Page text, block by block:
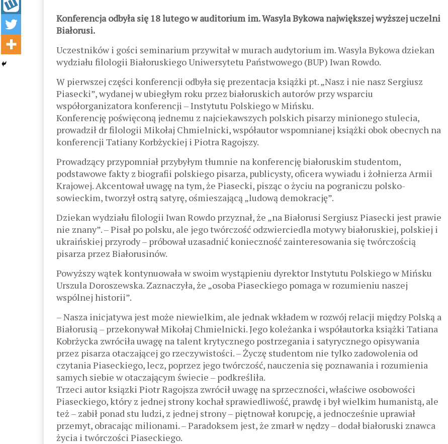
Konferencja odbyła się 18 lutego w auditorium im. Wasyla Bykowa największej wyższej uczelni
Białorusi.
Uczestników i gości seminarium przywitał w murach audytorium im. Wasyla Bykowa dziekan
wydziału filologii Białoruskiego Uniwersytetu Państwowego (BUP) Iwan Rowdo.
W pierwszej części konferencji odbyła się prezentacja książki pt. „Nasz i nie nasz Sergiusz
Piasecki”, wydanej w ubiegłym roku przez białoruskich autorów przy wsparciu
współorganizatora konferencji – Instytutu Polskiego w Mińsku.
Konferencję poświęconą jednemu z najciekawszych polskich pisarzy minionego stulecia,
prowadził dr filologii Mikołaj Chmielnicki, współautor wspomnianej książki obok obecnych na
konferencji Tatiany Korbżyckiej i Piotra Ragojszy.
Prowadzący przypomniał przybyłym tłumnie na konferencję białoruskim studentom,
podstawowe fakty z biografii polskiego pisarza, publicysty, oficera wywiadu i żołnierza Armii
Krajowej. Akcentował uwagę na tym, że Piasecki, pisząc o życiu na pograniczu polsko-
sowieckim, tworzył ostrą satyrę, ośmieszającą „ludową demokrację”.
Dziekan wydziału filologii Iwan Rowdo przyznał, że „na Białorusi Sergiusz Piasecki jest prawie
nie znany”. – Pisał po polsku, ale jego twórczość odzwierciedla motywy białoruskiej, polskiej i
ukraińskiej przyrody – próbował uzasadnić konieczność zainteresowania się twórczością
pisarza przez Białorusinów.
Powyższy wątek kontynuowała w swoim wystąpieniu dyrektor Instytutu Polskiego w Mińsku
Urszula Doroszewska. Zaznaczyła, że „osoba Piaseckiego pomaga w rozumieniu naszej
wspólnej historii”.
– Nasza inicjatywa jest może niewielkim, ale jednak wkładem w rozwój relacji między Polską a
Białorusią – przekonywał Mikołaj Chmielnicki. Jego koleżanka i współautorka książki Tatiana
Kobrżycka zwróciła uwagę na talent krytycznego postrzegania i satyrycznego opisywania
przez pisarza otaczającej go rzeczywistości. – Życzę studentom nie tylko zadowolenia od
czytania Piaseckiego, lecz, poprzez jego twórczość, nauczenia się poznawania i rozumienia
samych siebie w otaczającym świecie – podkreśliła.
Trzeci autor ksiązki Piotr Ragojsza zwrócił uwagę na sprzeczności, właściwe osobowości
Piaseckiego, który z jednej strony kochał sprawiedliwość, prawdę i był wielkim humanistą, ale
też – zabił ponad stu ludzi, z jednej strony – piętnował korupcję, a jednocześnie uprawiał
przemyt, obracając milionami. – Paradoksem jest, że zmarł w nędzy – dodał białoruski znawca
życia i twórczości Piaseckiego.